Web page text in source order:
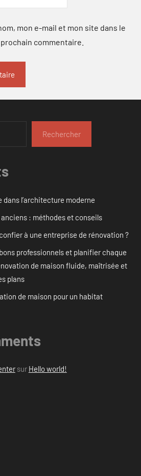
mon e-mail et mon site dans le
commentaire.
Rechercher
dans l’architecture moderne
: méthodes et conseils
à une entreprise de rénovation ?
professionnels et planifier chaque
de maison fluide, maîtrisée et
plans
de maison pour un habitat
sur Hello world!